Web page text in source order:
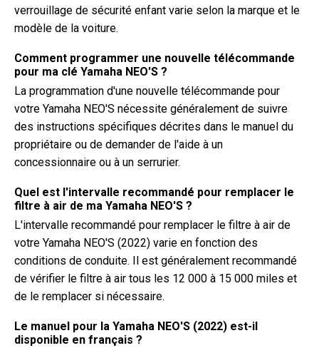
verrouillage de sécurité enfant varie selon la marque et le
modèle de la voiture.
Comment programmer une nouvelle télécommande
pour ma clé Yamaha NEO'S ?
La programmation d'une nouvelle télécommande pour
votre Yamaha NEO'S nécessite généralement de suivre
des instructions spécifiques décrites dans le manuel du
propriétaire ou de demander de l'aide à un
concessionnaire ou à un serrurier.
Quel est l'intervalle recommandé pour remplacer le
filtre à air de ma Yamaha NEO'S ?
L'intervalle recommandé pour remplacer le filtre à air de
votre Yamaha NEO'S (2022) varie en fonction des
conditions de conduite. Il est généralement recommandé
de vérifier le filtre à air tous les 12 000 à 15 000 miles et
de le remplacer si nécessaire.
Le manuel pour la Yamaha NEO'S (2022) est-il
disponible en français ?